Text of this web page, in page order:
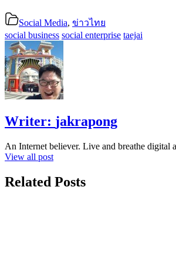
Social Media, ข่าวไทย
social business social enterprise taejai
Writer: jakrapong
An Internet believer. Live and breathe digital
View all post
Related Posts